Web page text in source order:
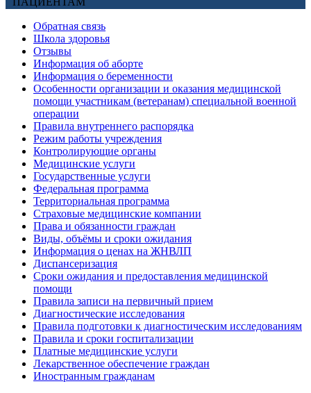
Обратная связь
Школа здоровья
Отзывы
Информация об аборте
Информация о беременности
Особенности организации и оказания медицинской
помощи участникам (ветеранам) специальной военной
операции
Правила внутреннего распорядка
Режим работы учреждения
Контролирующие органы
Медицинские услуги
Государственные услуги
Федеральная программа
Территориальная программа
Страховые медицинские компании
Права и обязанности граждан
Виды, объёмы и сроки ожидания
Информация о ценах на ЖНВЛП
Диспансеризация
Сроки ожидания и предоставления медицинской
помощи
Правила записи на первичный прием
Диагностические исследования
Правила подготовки к диагностическим исследованиям
Правила и сроки госпитализации
Платные медицинские услуги
Лекарственное обеспечение граждан
Иностранным гражданам